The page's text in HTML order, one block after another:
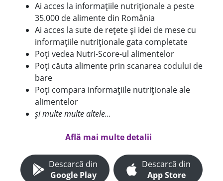
Ai acces la informațiile nutriționale a peste
35.000 de alimente din România
Ai acces la sute de rețete și idei de mese cu
informațiile nutriționale gata completate
Poți vedea Nutri-Score-ul alimentelor
Poți căuta alimente prin scanarea codului de
bare
Poți compara informațiile nutriționale ale
alimentelor
și multe multe altele...
Află mai multe detalii
Descarcă din
Google Play
Descarcă din
App Store